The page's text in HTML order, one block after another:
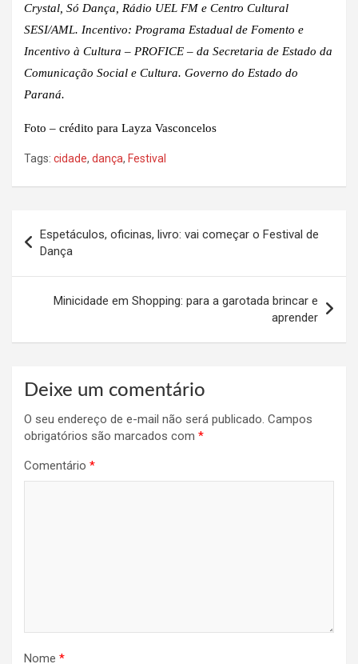
Crystal, Só Dança, Rádio UEL FM e Centro Cultural
SESI/AML. Incentivo: Programa Estadual de Fomento e
Incentivo à Cultura – PROFICE – da Secretaria de Estado da
Comunicação Social e Cultura. Governo do Estado do
Paraná.
Foto – crédito para Layza Vasconcelos
Tags: cidade, dança, Festival
de
Post
Espetáculos, oficinas, livro: vai começar o Festival de
Dança
Minicidade em Shopping: para a garotada brincar e
aprender
Deixe um comentário
O seu endereço de e-mail não será publicado. Campos
obrigatórios são marcados com *
Comentário *
Nome *